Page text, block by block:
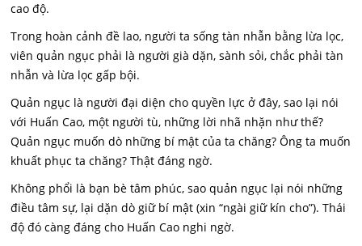
cao độ.
Trong hoàn cảnh đề lao, người ta sống tàn nhẫn bằng lừa lọc,
viên quản ngục phải là người già dặn, sành sỏi, chắc phải tàn
nhẫn và lừa lọc gấp bội.
Quản ngục là người đại diện cho quyền lực ở đây, sao lại nói
với Huấn Cao, một người tù, những lời nhã nhặn như thế?
Quản ngục muốn dò những bí mật của ta chăng? Ông ta muốn
khuất phục ta chăng? Thật đáng ngờ.
Không phổi là bạn bè tâm phúc, sao quản ngục lại nói những
điều tâm sự, lại dặn dò giữ bí mật (xin “ngài giữ kín cho”). Thái
độ đó càng đáng cho Huấn Cao nghi ngờ.